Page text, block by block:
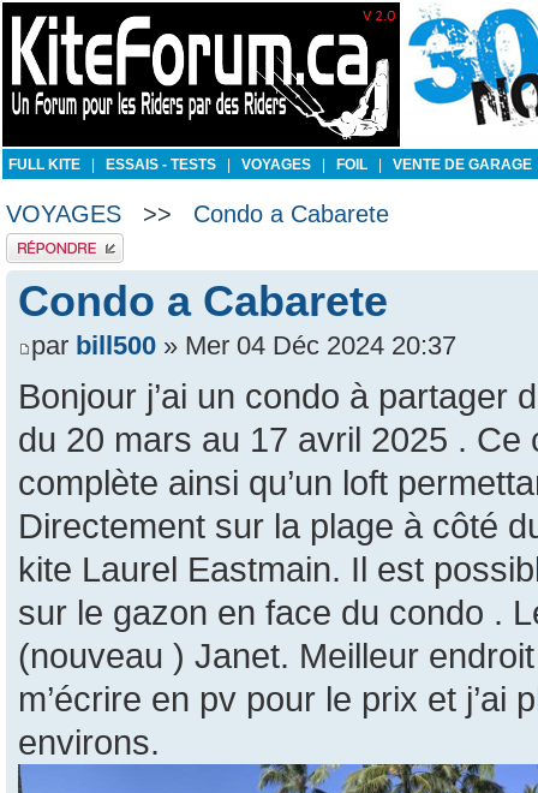
FULL KITE ESSAIS - TESTS VOYAGES FOIL VENTE DE GARAGE
VOYAGES >> Condo a Cabarete
Publier une réponse
Condo a Cabarete
par bill500 » Mer 04 Déc 2024 20:37
Bonjour j’ai un condo à partager
du 20 mars au 17 avril 2025 .
complète ainsi qu’un loft
Directement sur la plage à côté
kite Laurel Eastmain. Il est
sur le gazon en face du condo .
(nouveau ) Janet. Meilleur
m’écrire en pv pour le prix et
environs.